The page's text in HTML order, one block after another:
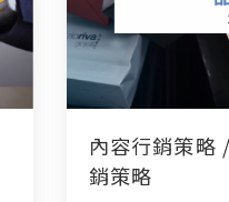
內容行銷策略
銷策略